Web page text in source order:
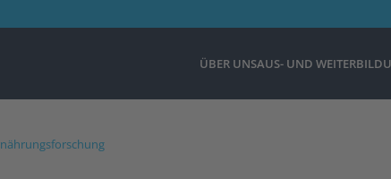
ÜBER UNSAUS- UND